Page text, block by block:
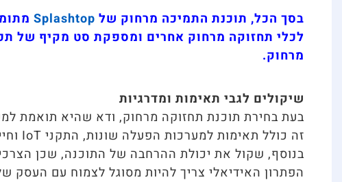
בסך הכל, תוכנת התמיכה מרחוק של Splashtop
לכלי תחזוקה מרחוק אחרים ומספקת סט מקיף של
מרחוק.
שיקולים לגבי תאימות ומדרגיות
בעת בחירת תוכנת תחזוקה מרחוק, ודא שהיא תואמת
זה כולל תאימות למערכות הפעלה שונות, התקני IoT וחיישנים.
בנוסף, שקול את יכולת ההרחבה של התוכנה, שכן
הפתרון האידיאלי צריך להיות מסוגל לצמוח עם העסק